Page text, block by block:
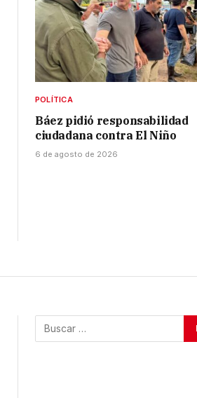
POLÍTICA
Báez pidió responsabilidad
ciudadana contra El Niño
6 de agosto de 2026